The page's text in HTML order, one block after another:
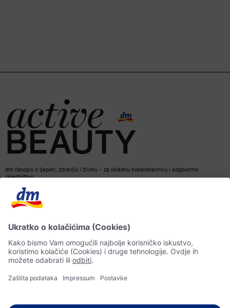
dm časopis o ljepoti, zdravlju i životu – za skladnu svakodnevnicu i odgovorno
zajedništvo.